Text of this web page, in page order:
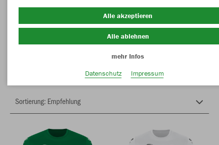
Herzlich Willkommen im Teamshop FV
Ottendorf-Okrilla 05
Alle akzeptieren
Alle ablehnen
mehr Infos
Datenschutz
Impressum